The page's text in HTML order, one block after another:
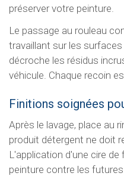
préserver votre peinture.
Le passage au rouleau
travaillant sur les
décroche les résidus
véhicule. Chaque recoin
Finitions soignées
Après le lavage, place au
produit détergent ne doit
L'application d'une cire
peinture contre les